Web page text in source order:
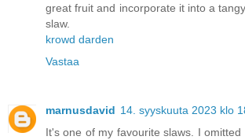
great fruit and incorporate it into a
slaw.
krowd darden
Vastaa
marnusdavid 14. syyskuuta 2023 klo
It's one of my favourite slaws. I